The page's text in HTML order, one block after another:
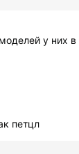
у них
петцл